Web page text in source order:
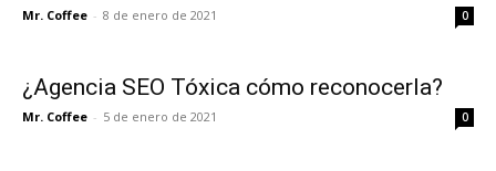
Mr. Coffee - 8 de enero de 2021 0
¿Agencia SEO Tóxica cómo reconocerla?
Mr. Coffee - 5 de enero de 2021 0